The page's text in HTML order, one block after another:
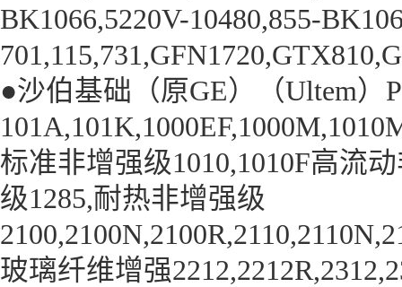
BK1066,5220V-10480,855-
●沙伯基础（原GE）（Ultem）
标准非增强级1010,1010F高流
级1285,耐热非增强级
玻璃纤维增强